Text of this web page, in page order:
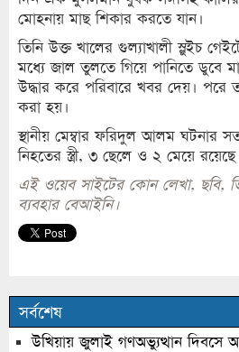
মোহনায় মাছ শিকার করতে যান।
তিনি উক্ত খালের গুল্যাখালী স্লুইচ
মধ্যে জাল তুলতে গিয়ে পানিতে ডুবে
উদ্ধার করে পরিবারে খবর দেয়। পরে
করা হয়।
স্থানীয় মেম্বার ফরিদুল আলম ঘটনার
নিহতের স্ত্রী, ৩ ছেলে ও ২ মেয়ে
এই ওয়েব সাইটের কোন লেখা, ছবি,
ব্যবহার বেআইনি।
সর্বশেষ
উখিয়ায় জুলাই গণঅভ্যুত্থান দিবসে